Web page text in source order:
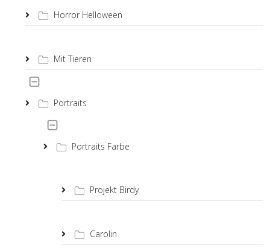
Horror Helloween
Mit Tieren
Portraits
Portraits Farbe
Projekt Birdy
Carolin